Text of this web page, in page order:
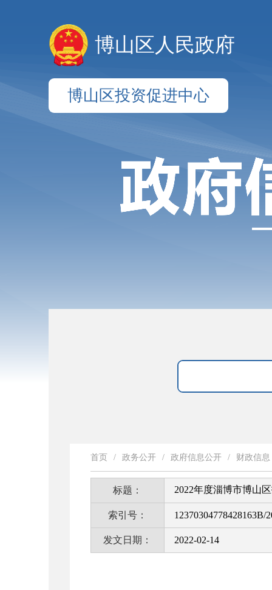
博山区人民政府
博山区投资促进中心
首页 / 政务公开 / 政府信息公开 / 财政信息
标题： 2022年度淄博市博山
索引号： 12370304778428163B/
发文日期： 2022-02-14